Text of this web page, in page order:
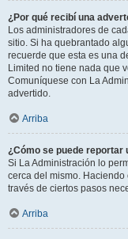
¿Por qué recibí una
Los administradores de
sitio. Si ha quebrantado
recuerde que esta es una
Limited no tiene nada que
Comuníquese con La
advertido.
Arriba
¿Cómo se puede reportar
Si La Administración lo
cerca del mismo.
través de ciertos pasos
Arriba